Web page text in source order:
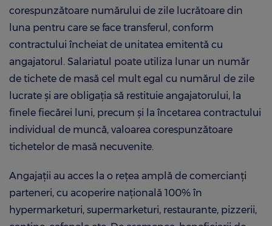
corespunzătoare numărului de zile lucrătoare din
luna pentru care se face transferul, conform
contractului încheiat de unitatea emitentă cu
angajatorul. Salariatul poate utiliza lunar un număr
de tichete de masă cel mult egal cu numărul de zile
lucrate şi are obligaţia să restituie angajatorului, la
finele fiecărei luni, precum şi la încetarea contractului
individual de muncă, valoarea corespunzătoare
tichetelor de masă necuvenite.
Angajaţii au acces la o rețea amplă de comercianți
parteneri, cu acoperire națională 100% în
hypermarketuri, supermarketuri, restaurante, pizzerii,